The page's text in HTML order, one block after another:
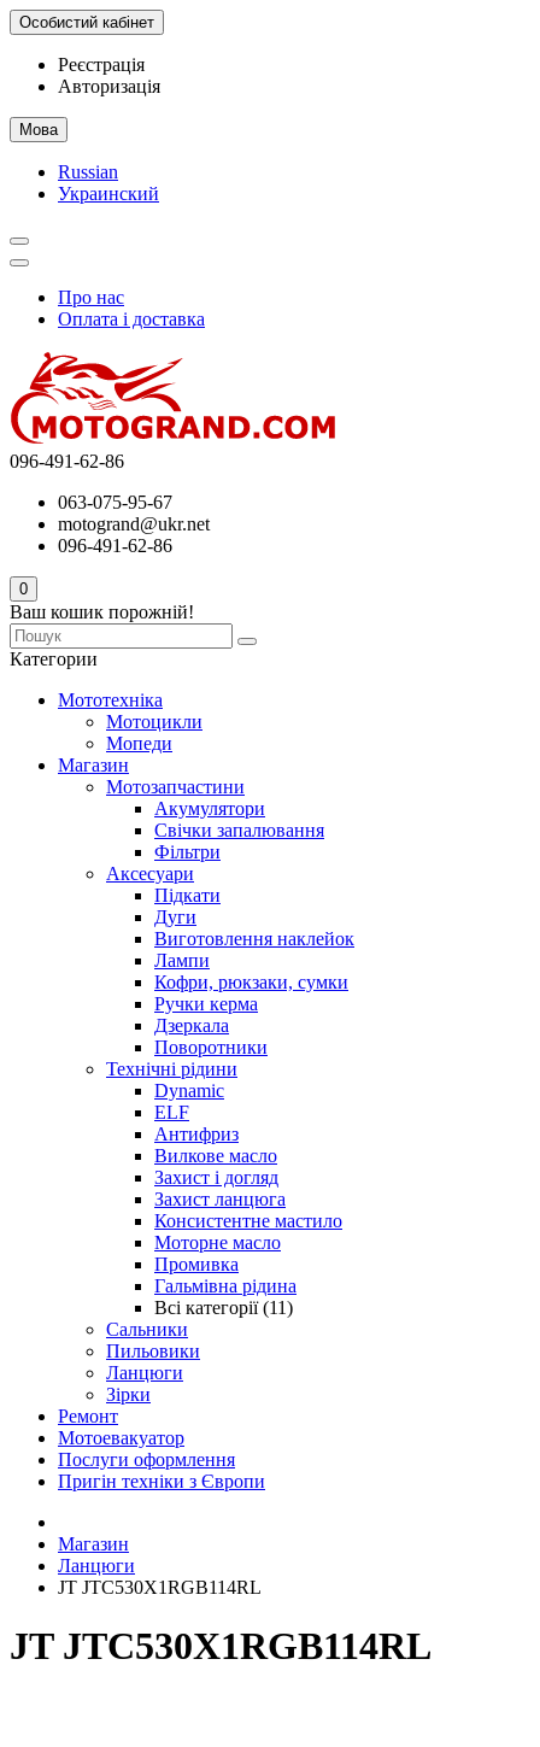
Особистий кабінет
Реєстрація
Авторизація
Мова
Russian
Украинский
Про нас
Оплата і доставка
096-491-62-86
063-075-95-67
motogrand@ukr.net
096-491-62-86
0
Ваш кошик порожній!
Категории
Мототехніка
Мотоцикли
Мопеди
Магазин
Мотозапчастини
Акумулятори
Свічки запалювання
Фільтри
Аксесуари
Підкати
Дуги
Виготовлення наклейок
Лампи
Кофри, рюкзаки, сумки
Ручки керма
Дзеркала
Поворотники
Технічні рідини
Dynamic
ELF
Антифриз
Вилкове масло
Захист і догляд
Захист ланцюга
Консистентне мастило
Моторне масло
Промивка
Гальмівна рідина
Всі категорії (11)
Сальники
Пильовики
Ланцюги
Зірки
Ремонт
Мотоевакуатор
Послуги оформлення
Пригін техніки з Європи
Магазин
Ланцюги
JT JTC530X1RGB114RL
JT JTC530X1RGB114RL